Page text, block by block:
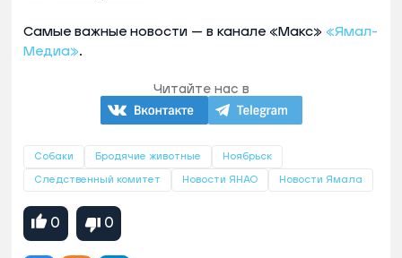
Самые важные новости — в канале «Макс» «Ямал-
Медиа».
Читайте нас в
Собаки Бродячие животные Ноябрьск
Следственный комитет Новости ЯНАО Новости Ямала
0 0